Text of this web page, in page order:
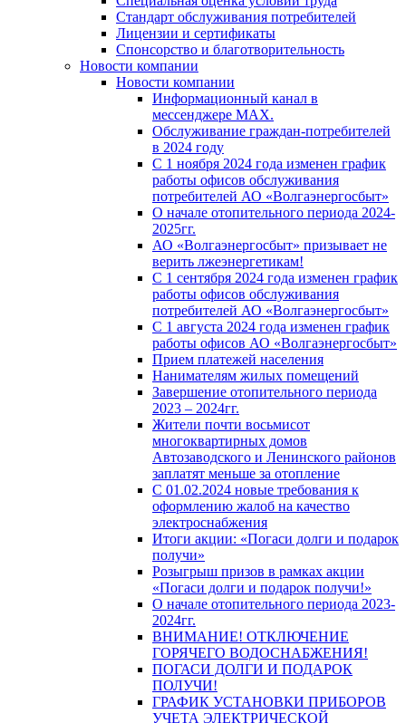
Стандарт обслуживания потребителей
Лицензии и сертификаты
Спонсорство и благотворительность
Новости компании
Новости компании
Информационный канал в
мессенджере MAX.
Обслуживание граждан-потребителей
в 2024 году
С 1 ноября 2024 года изменен график
работы офисов обслуживания
потребителей АО «Волгаэнергосбыт»
О начале отопительного периода 2024-
2025гг.
АО «Волгаэнергосбыт» призывает не
верить лжеэнергетикам!
С 1 сентября 2024 года изменен график
работы офисов обслуживания
потребителей АО «Волгаэнергосбыт»
С 1 августа 2024 года изменен график
работы офисов АО «Волгаэнергосбыт»
Прием платежей населения
Нанимателям жилых помещений
Завершение отопительного периода
2023 – 2024гг.
Жители почти восьмисот
многоквартирных домов
Автозаводского и Ленинского районов
заплатят меньше за отопление
С 01.02.2024 новые требования к
оформлению жалоб на качество
электроснабжения
Итоги акции: «Погаси долги и подарок
получи»
Розыгрыш призов в рамках акции
«Погаси долги и подарок получи!»
О начале отопительного периода 2023-
2024гг.
ВНИМАНИЕ! ОТКЛЮЧЕНИЕ
ГОРЯЧЕГО ВОДОСНАБЖЕНИЯ!
ПОГАСИ ДОЛГИ И ПОДАРОК
ПОЛУЧИ!
ГРАФИК УСТАНОВКИ ПРИБОРОВ
УЧЕТА ЭЛЕКТРИЧЕСКОЙ